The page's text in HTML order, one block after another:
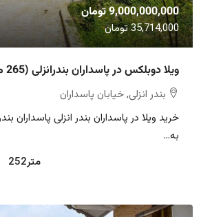
9,000,000,000 تومان
35,714,000 تومان
ویلا دوبلکس در پاسداران بندرانزلی (265 متر)
بندر انزلی, خیابان پاسداران
خرید ویلا در پاسداران بندر انزلی پاسداران
به...
252متر